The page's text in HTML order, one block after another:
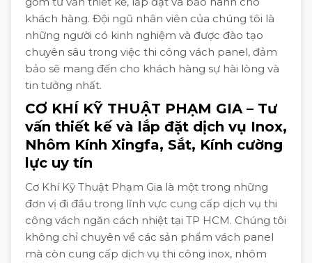
khách hàng. Đội ngũ nhân viên của chúng tôi là
những người có kinh nghiệm và được đào tạo
chuyên sâu trong việc thi công vách panel, đảm
bảo sẽ mang đến cho khách hàng sự hài lòng và
tin tưởng nhất.
CƠ KHÍ KỸ THUẬT PHẠM GIA – Tư
vấn thiết kế và lắp đặt dịch vụ Inox,
Nhôm Kính Xingfa, Sắt, Kính cường
lực uy tín
Cơ Khí Kỹ Thuật Phạm Gia là một trong những
đơn vị đi đầu trong lĩnh vực cung cấp dịch vụ thi
công vách ngăn cách nhiệt tại TP HCM. Chúng tôi
không chỉ chuyên về các sản phẩm vách panel
mà còn cung cấp dịch vụ thi công inox, nhôm